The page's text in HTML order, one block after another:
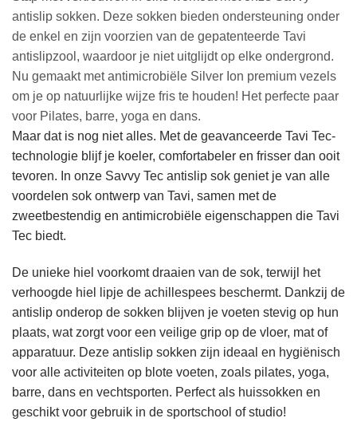
antislip sokken. Deze sokken bieden ondersteuning onder
de enkel en zijn voorzien van de gepatenteerde Tavi
antislipzool, waardoor je niet uitglijdt op elke ondergrond.
Nu gemaakt met antimicrobiële Silver Ion premium vezels
om je op natuurlijke wijze fris te houden! Het perfecte paar
voor Pilates, barre, yoga en dans.
Maar dat is nog niet alles. Met de geavanceerde Tavi Tec-
technologie blijf je koeler, comfortabeler en frisser dan ooit
tevoren. In onze Savvy Tec antislip sok geniet je van alle
voordelen sok ontwerp van Tavi, samen met de
zweetbestendig en antimicrobiële eigenschappen die Tavi
Tec biedt.
De unieke hiel voorkomt draaien van de sok, terwijl het
verhoogde hiel lipje de achillespees beschermt. Dankzij de
antislip onderop de sokken blijven je voeten stevig op hun
plaats, wat zorgt voor een veilige grip op de vloer, mat of
apparatuur. Deze antislip sokken zijn ideaal en hygiënisch
voor alle activiteiten op blote voeten, zoals pilates, yoga,
barre, dans en vechtsporten. Perfect als huissokken en
geschikt voor gebruik in de sportschool of studio!